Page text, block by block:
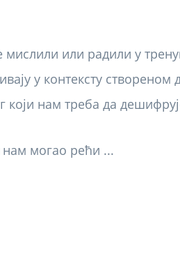
или радили у
у контексту
који нам треба да
могао рећи ...